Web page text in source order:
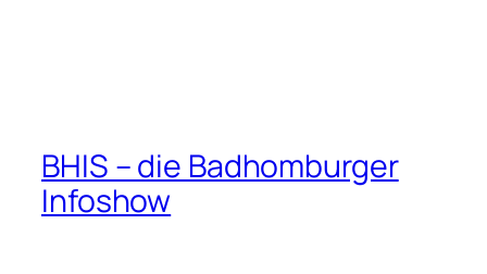
BHIS – die Badhomburger
Infoshow